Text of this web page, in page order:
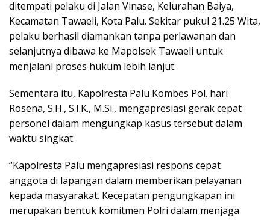
ditempati pelaku di Jalan Vinase, Kelurahan Baiya,
Kecamatan Tawaeli, Kota Palu. Sekitar pukul 21.25 Wita,
pelaku berhasil diamankan tanpa perlawanan dan
selanjutnya dibawa ke Mapolsek Tawaeli untuk
menjalani proses hukum lebih lanjut.
Sementara itu, Kapolresta Palu Kombes Pol. hari
Rosena, S.H., S.I.K., M.Si., mengapresiasi gerak cepat
personel dalam mengungkap kasus tersebut dalam
waktu singkat.
“Kapolresta Palu mengapresiasi respons cepat
anggota di lapangan dalam memberikan pelayanan
kepada masyarakat. Kecepatan pengungkapan ini
merupakan bentuk komitmen Polri dalam menjaga